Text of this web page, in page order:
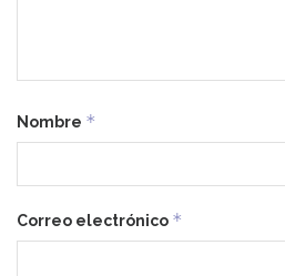
Nombre *
Correo electrónico *